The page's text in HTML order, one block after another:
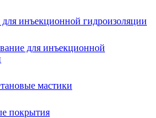
инъекционной гидроизоляции
для инъекционной
мастики
покрытия